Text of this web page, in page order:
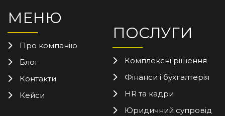
МЕНЮ
Про компанію
Блог
Контакти
Кейси
ПОСЛУГИ
Комплексні рішення
Фінанси і бухгалтерія
HR та кадри
Юридичний супровід